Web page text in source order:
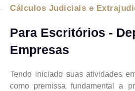
Cálculos Judiciais e
Para Escritórios -
Empresas
Tendo iniciado suas atividades
como premissa fundamental a